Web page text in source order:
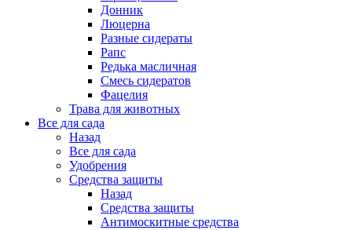
Донник
Люцерна
Разные сидераты
Рапс
Редька масличная
Смесь сидератов
Фацелия
Трава для животных
Все для сада
Назад
Все для сада
Удобрения
Средства защиты
Назад
Средства защиты
Антимоскитные средства